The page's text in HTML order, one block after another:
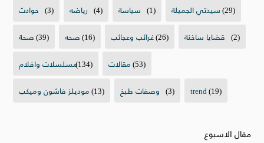
حوادث (3) رياضه (4) سياسة (1) سيدتي الجميلة(29)
صحة(39) صحه(16) غرائب وعجائب(26) قضايا ساخنة (2)
مسلسلات وافلام(134) مقالات(53)
موديلز فاشون وميكب(13) وصفات طبخ (3) trend(19)
مقال الاسبوع